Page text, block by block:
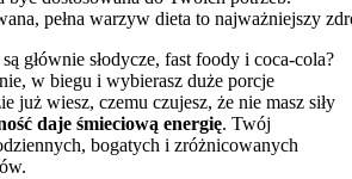
pełna warzyw dieta to najważniejszy
głównie słodycze, fast foody i coca-cola?
w biegu i wybierasz duże porcje
już wiesz, czemu czujesz, że nie masz siły
daje śmieciową energię. Twój
bogatych i zróżnicowanych